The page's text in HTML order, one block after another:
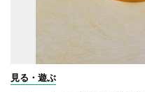
見る・遊ぶ